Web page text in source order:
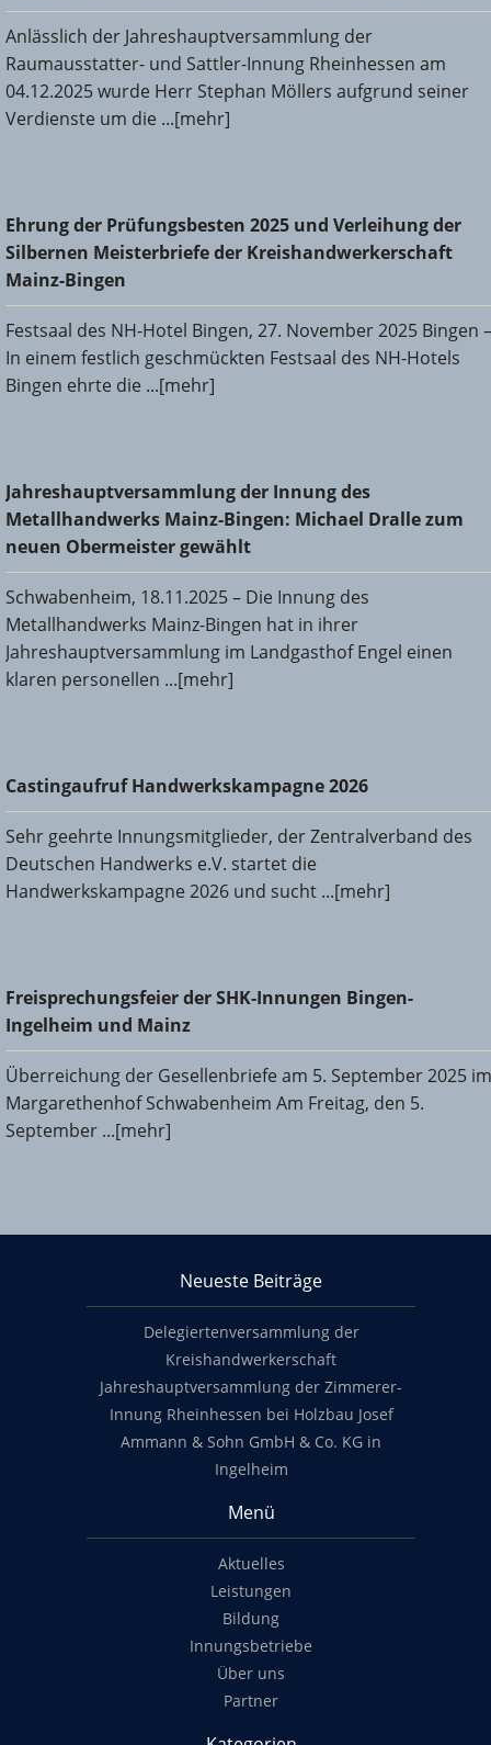
Anlässlich der Jahreshauptversammlung der
Raumausstatter- und Sattler-Innung Rheinhessen am
04.12.2025 wurde Herr Stephan Möllers aufgrund seiner
Verdienste um die ...[mehr]
Ehrung der Prüfungsbesten 2025 und Verleihung der
Silbernen Meisterbriefe der Kreishandwerkerschaft Mainz-
Bingen
Ehrung der Prüfungsbesten 2025 und Verleihung der
Silbernen Meisterbriefe der Kreishandwerkerschaft
Mainz-Bingen
Festsaal des NH-Hotel Bingen, 27. November 2025 Bingen –
In einem festlich geschmückten Festsaal des NH-Hotels
Bingen ehrte die ...[mehr]
Jahreshauptversammlung der Innung des
Metallhandwerks Mainz-Bingen: Michael Dralle zum neuen
Obermeister gewählt
Jahreshauptversammlung der Innung des
Metallhandwerks Mainz-Bingen: Michael Dralle zum
neuen Obermeister gewählt
Schwabenheim, 18.11.2025 – Die Innung des
Metallhandwerks Mainz-Bingen hat in ihrer
Jahreshauptversammlung im Landgasthof Engel einen
klaren personellen ...[mehr]
Castingaufruf Handwerkskampagne 2026
Castingaufruf Handwerkskampagne 2026
Sehr geehrte Innungsmitglieder, der Zentralverband des
Deutschen Handwerks e.V. startet die
Handwerkskampagne 2026 und sucht ...[mehr]
Freisprechungsfeier der SHK-Innungen Bingen-Ingelheim
und Mainz
Freisprechungsfeier der SHK-Innungen Bingen-
Ingelheim und Mainz
Überreichung der Gesellenbriefe am 5. September 2025 im
Margarethenhof Schwabenheim Am Freitag, den 5.
September ...[mehr]
Neueste Beiträge
Delegiertenversammlung der
Kreishandwerkerschaft
Jahreshauptversammlung der Zimmerer-
Innung Rheinhessen bei Holzbau Josef
Ammann & Sohn GmbH & Co. KG in
Ingelheim
Menü
Aktuelles
Leistungen
Bildung
Innungsbetriebe
Über uns
Partner